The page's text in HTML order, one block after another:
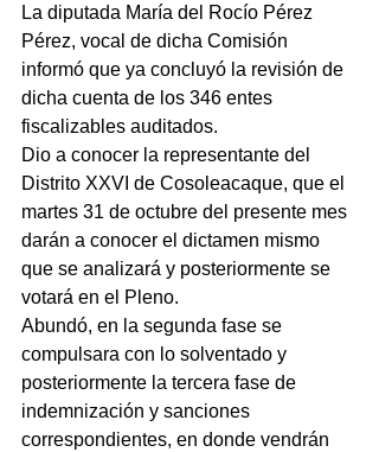
La diputada María del Rocío Pérez
Pérez, vocal de dicha Comisión
informó que ya concluyó la revisión de
dicha cuenta de los 346 entes
fiscalizables auditados.
Dio a conocer la representante del
Distrito XXVI de Cosoleacaque, que el
martes 31 de octubre del presente mes
darán a conocer el dictamen mismo
que se analizará y posteriormente se
votará en el Pleno.
Abundó, en la segunda fase se
compulsara con lo solventado y
posteriormente la tercera fase de
indemnización y sanciones
correspondientes, en donde vendrán